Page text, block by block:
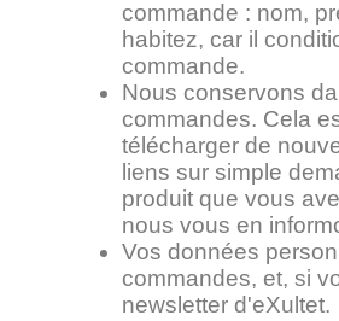
commande : nom,
habitez, car il
commande.
Nous conservons
commandes. Cela
télécharger de
liens sur simple
produit que vous
nous vous en
Vos données
commandes, et, si
newsletter d'eXultet.